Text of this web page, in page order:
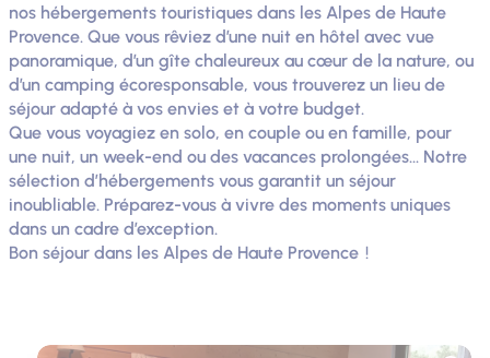
nos hébergements touristiques dans les Alpes de Haute
Provence. Que vous rêviez d’une nuit en hôtel avec vue
panoramique, d’un gîte chaleureux au cœur de la nature, ou
d’un camping écoresponsable, vous trouverez un lieu de
séjour adapté à vos envies et à votre budget.
Que vous voyagiez en solo, en couple ou en famille, pour
une nuit, un week-end ou des vacances prolongées... Notre
sélection d’hébergements vous garantit un séjour
inoubliable. Préparez-vous à vivre des moments uniques
dans un cadre d’exception.
Bon séjour dans les Alpes de Haute Provence !
Photo